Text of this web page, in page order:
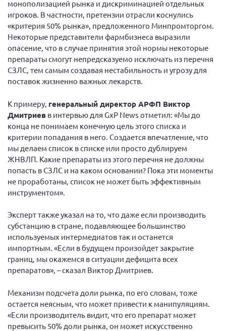
Самарская область СОРС
Самарская область ПРИЗМА
Самарская область СГОРС
Свердловская область
Смоленская область
Ставропольский край
Сахалинская область
Томская область
Тульская область
Ульяновская область
Челябинская область
Ярославская область
монополизацией рынка и дискриминацией отдельных
игроков. В частности, претензии отрасли коснулись
«критерия 50% рынка», предложенного Минпромторгом.
Некоторые представители фармбизнеса выразили
опасение, что в случае принятия этой нормы некоторые
препараты смогут непредсказуемо исключать из перечня
СЗЛС, тем самым создавая нестабильность и угрозу для
поставок жизненно важных лекарств.
К примеру, генеральный директор АРФП Виктор
Дмитриев в интервью для GxP News отметил: «Мы до
конца не понимаем конечную цель этого списка и
критерии попадания в него. Создается впечатление, что
мы делаем список в списке или просто дублируем
ЖНВЛП. Какие препараты из этого перечня не должны
попасть в СЗЛС и на каком основании? Пока эти моменты
не проработаны, список не может быть эффективным
инструментом».
Эксперт также указал на то, что даже если производить
субстанцию в стране, подавляющее большинство
используемых интермедиатов так и останется
импортным. «Если в будущем произойдет закрытие
границ, мы окажемся в ситуации дефицита всех
препаратов», – сказал Виктор Дмитриев.
Механизм подсчета доли рынка, по его словам, тоже
остается неясным, что может привести к манипуляциям.
«Если производитель видит, что его препарат может
превысить 50% доли рынка, он может искусственно